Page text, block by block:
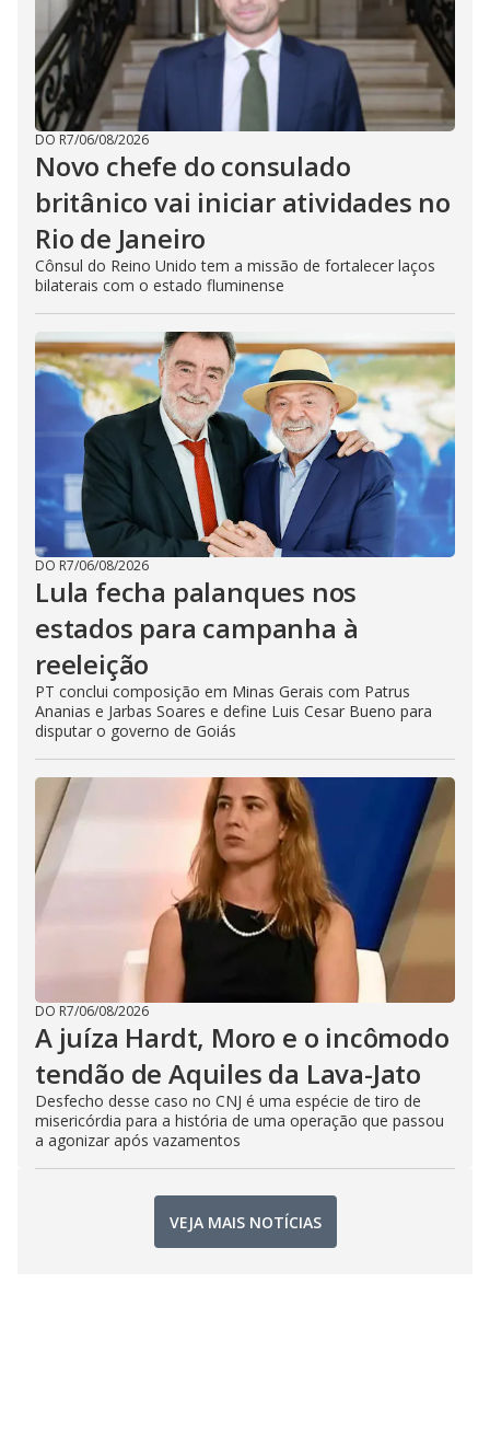
DO R7/06/08/2026
Novo chefe do consulado
britânico vai iniciar atividades no
Rio de Janeiro
Cônsul do Reino Unido tem a missão de fortalecer laços
bilaterais com o estado fluminense
DO R7/06/08/2026
Lula fecha palanques nos
estados para campanha à
reeleição
PT conclui composição em Minas Gerais com Patrus
Ananias e Jarbas Soares e define Luis Cesar Bueno para
disputar o governo de Goiás
DO R7/06/08/2026
A juíza Hardt, Moro e o incômodo
tendão de Aquiles da Lava-Jato
Desfecho desse caso no CNJ é uma espécie de tiro de
misericórdia para a história de uma operação que passou
a agonizar após vazamentos
VEJA MAIS NOTÍCIAS